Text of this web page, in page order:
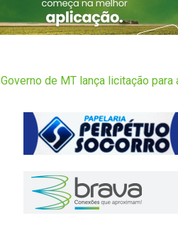
Governo de MT lança licitação